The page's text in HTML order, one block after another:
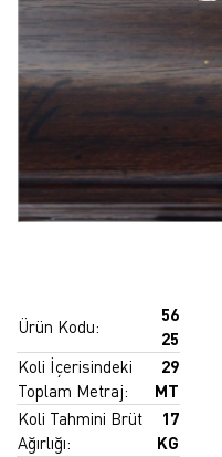
Ürün Kodu:
56
25
Koli İçerisindeki
Toplam Metraj:
29
MT
Koli Tahmini Brüt
Ağırlığı:
17
KG